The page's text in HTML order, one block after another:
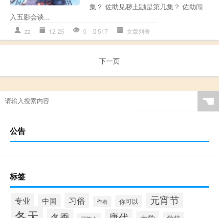
集？ 佐助见秽土鼬是第几集？ 佐助闯
入五影会谈...
zz 12-26 0 517 文章列表
下一页
☚
公告
标签
专业 中国 习俗 作者 你可以 元宵节